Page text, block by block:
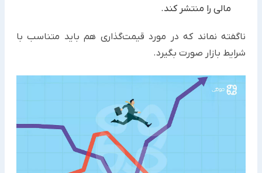
مالی را منتشر کند.
ناگفته نماند که در مورد قیمت‌گذاری هم باید متناسب با
شرایط بازار صورت بگیرد.